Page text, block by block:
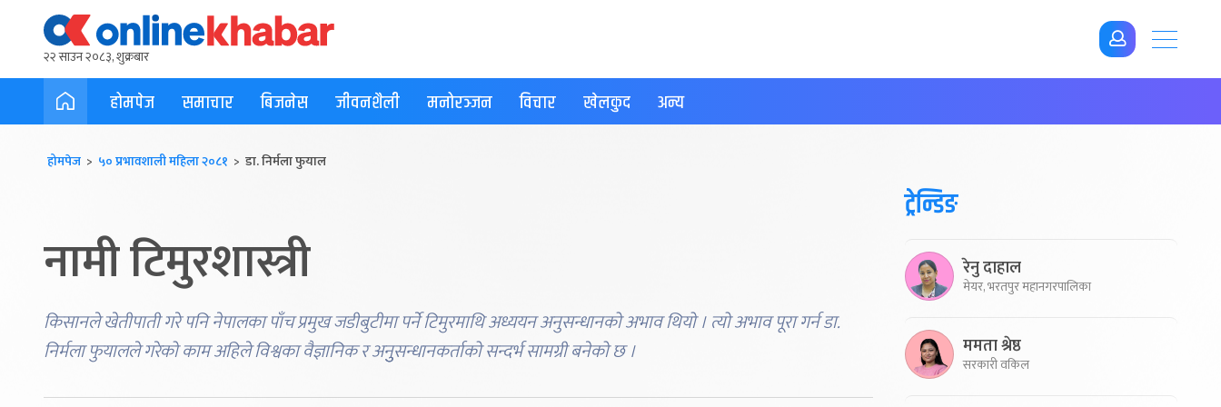
२२ साउन २०८३, शुक्रबार
होमपेज समाचार बिजनेस जीवनशैली मनोरञ्जन विचार खेलकुद अन्य
होमपेज > ५० प्रभावशाली महिला २०८१ > डा. निर्मला फुयाल
नामी टिमुरशास्त्री
किसानले खेतीपाती गरे पनि नेपालका पाँच प्रमुख जडीबुटीमा पर्ने टिमुरमाथि अध्ययन अनुसन्धानको अभाव थियो । त्यो अभाव पूरा गर्न डा.
निर्मला फुयालले गरेको काम अहिले विश्वका वैज्ञानिक र अनुुसन्धानकर्ताको सन्दर्भ सामग्री बनेको छ ।
ट्रेन्डिङ
रेनु दाहाल
मेयर, भरतपुर महानगरपालिका
ममता श्रेष्ठ
सरकारी वकिल